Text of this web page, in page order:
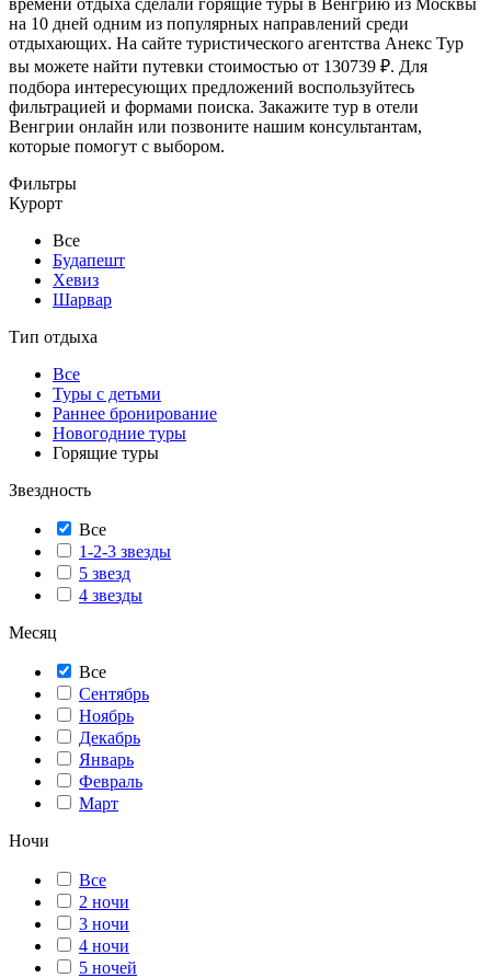
на 10 дней одним из популярных направлений среди
отдыхающих. На сайте туристического агентства Анекс Тур
вы можете найти путевки стоимостью от 130739 ₽. Для
подбора интересующих предложений воспользуйтесь
фильтрацией и формами поиска. Закажите тур в отели
Венгрии онлайн или позвоните нашим консультантам,
которые помогут с выбором.
Фильтры
Курорт
Все
Будапешт
Хевиз
Шарвар
Тип отдыха
Все
Туры с детьми
Раннее бронирование
Новогодние туры
Горящие туры
Звездность
Все
1-2-3 звезды
5 звезд
4 звезды
Месяц
Все
Сентябрь
Ноябрь
Декабрь
Январь
Февраль
Март
Ночи
Все
2 ночи
3 ночи
4 ночи
5 ночей